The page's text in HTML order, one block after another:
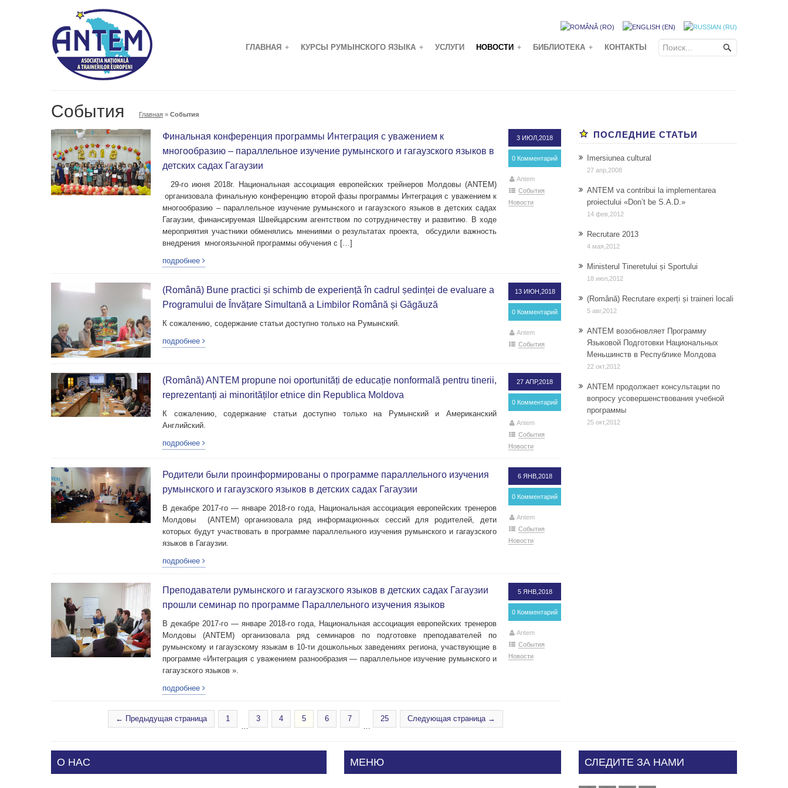
ГЛАВНАЯ + КУРСЫ РУМЫНСКОГО ЯЗЫКА + УСЛУГИ НОВОСТИ + БИБЛИОТЕКА + КОНТАКТЫ
События Главная » События
3 ИЮЛ,2018
0 Комментарий
Antem
События
Новости
Финальная конференция программы Интеграция с уважением к
многообразию – параллельное изучение румынского и гагаузского языков в
детских садах Гагаузии
29-го июня 2018г. Национальная ассоциация европейских трейнеров Молдовы (ANTEM)
организовала финальную конференцию второй фазы программы Интеграция с уважением к
многообразию – параллельное изучение румынского и гагаузского языков в детских садах
Гагаузии, финансируемая Швейцарским агентством по сотрудничеству и развитию. В ходе
мероприятия участники обменялись мнениями о результатах проекта, обсудили важность
внедрения многоязычной программы обучения с […]
подробнее
13 ИЮН,2018
0 Комментарий
Antem
События
(Română) Bune practici și schimb de experiență în cadrul ședinței de evaluare a
Programului de Învățare Simultană a Limbilor Română și Găgăuză
К сожалению, содержание статьи доступно только на Румынский.
подробнее
27 АПР,2018
0 Комментарий
Antem
События
Новости
(Română) ANTEM propune noi oportunități de educație nonformală pentru tinerii,
reprezentanți ai minorităților etnice din Republica Moldova
К сожалению, содержание статьи доступно только на Румынский и Американский
Английский.
подробнее
6 ЯНВ,2018
0 Комментарий
Antem
События
Новости
Родители были проинформированы о программе параллельного изучения
румынского и гагаузского языков в детских садах Гагаузии
В декабре 2017-го — январе 2018-го года, Национальная ассоциация европейских тренеров
Молдовы (ANTEM) организовала ряд информационных сессий для родителей, дети
которых будут участвовать в программе параллельного изучения румынского и гагаузского
языков в Гагаузии.
подробнее
5 ЯНВ,2018
0 Комментарий
Antem
События
Новости
Преподаватели румынского и гагаузского языков в детских садах Гагаузии
прошли семинар по программе Параллельного изучения языков
В декабре 2017-го — январе 2018-го года, Национальная ассоциация европейских тренеров
Молдовы (ANTEM) организовала ряд семинаров по подготовке преподавателей по
румынскому и гагаузскому языкам в 10-ти дошкольных заведениях региона, участвующие в
программе «Интеграция с уважением разнообразия — параллельное изучение румынского и
гагаузского языков ».
подробнее
← Предыдущая страница
1
3 4 5 6
7
25 Следующая страница →
ПОСЛЕДНИЕ СТАТЬИ
Imersiunea cultural
27 апр,2008
ANTEM va contribui la implementarea
proiectului «Don’t be S.A.D.»
14 фев,2012
Recrutare 2013
4 мая,2012
Ministerul Tineretului și Sportului
18 июл,2012
(Română) Recrutare experți și traineri locali
5 авг,2012
ANTEM возобновляет Программу
Языковой Подготовки Национальных
Меньшинств в Республике Молдова
22 окт,2012
ANTEM продолжает консультации по
вопросу усовершенствования учебной
программы
25 окт,2012
О НАС МЕНЮ СЛЕДИТЕ ЗА НАМИ